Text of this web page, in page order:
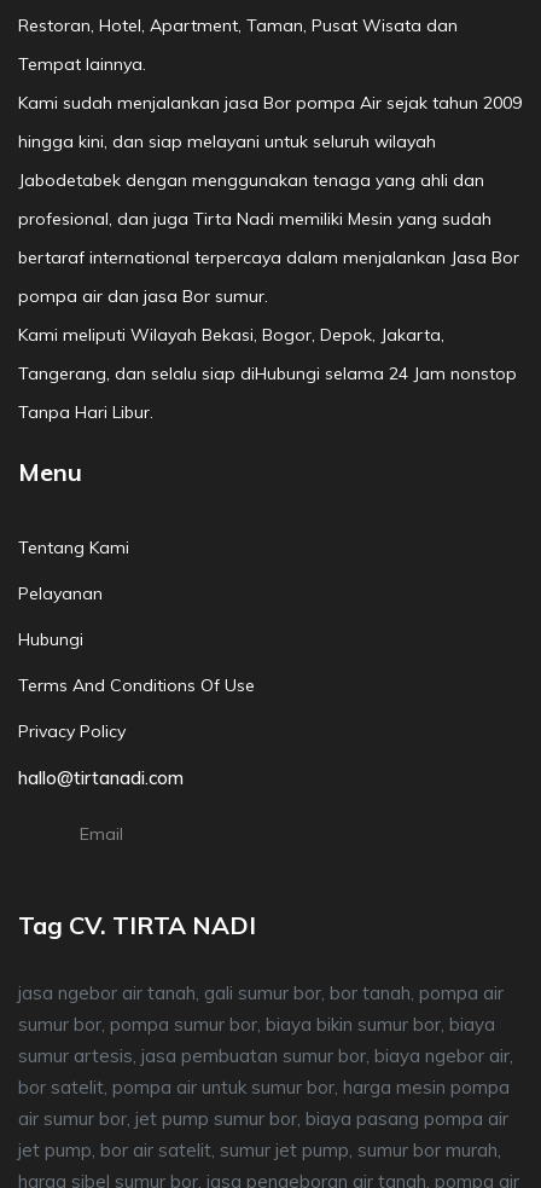
Restoran, Hotel, Apartment, Taman, Pusat Wisata dan
Tempat lainnya.
Kami sudah menjalankan jasa Bor pompa Air sejak tahun 2009
hingga kini, dan siap melayani untuk seluruh wilayah
Jabodetabek dengan menggunakan tenaga yang ahli dan
profesional, dan juga Tirta Nadi memiliki Mesin yang sudah
bertaraf international terpercaya dalam menjalankan Jasa Bor
pompa air dan jasa Bor sumur.
Kami meliputi Wilayah Bekasi, Bogor, Depok, Jakarta,
Tangerang, dan selalu siap diHubungi selama 24 Jam nonstop
Tanpa Hari Libur.
Menu
Tentang Kami
Pelayanan
Hubungi
Terms And Conditions Of Use
Privacy Policy
hallo@tirtanadi.com
Email
Tag CV. TIRTA NADI
jasa ngebor air tanah, gali sumur bor, bor tanah, pompa air
sumur bor, pompa sumur bor, biaya bikin sumur bor, biaya
sumur artesis, jasa pembuatan sumur bor, biaya ngebor air,
bor satelit, pompa air untuk sumur bor, harga mesin pompa
air sumur bor, jet pump sumur bor, biaya pasang pompa air
jet pump, bor air satelit, sumur jet pump, sumur bor murah,
harga sibel sumur bor, jasa pengeboran air tanah, pompa air